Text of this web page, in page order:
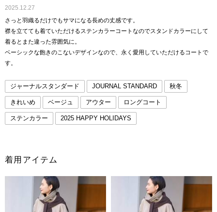
2025.12.27
さっと羽織るだけでもサマになる長めの丈感です。
襟を立てても着ていただけるステンカラーコートなのでスタンドカラーにして
着るとまた違った雰囲気に。
ベーシックな飽きのこないデザインなので、永く愛用していただけるコートで
す。
ジャーナルスタンダード JOURNAL STANDARD 秋冬
きれいめ ベージュ アウター ロングコート
ステンカラー 2025 HAPPY HOLIDAYS
着用アイテム